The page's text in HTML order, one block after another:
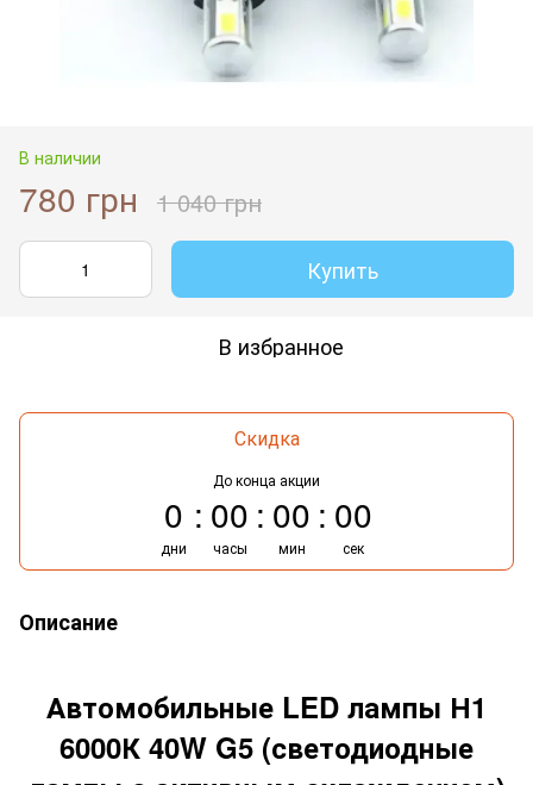
В наличии
780 грн 1 040 грн
Купить
В избранное
Скидка
До конца акции
0
дни
00
часы
00
мин
00
сек
Описание
Автомобильные LED лампы Н1
6000К 40W G5 (светодиодные